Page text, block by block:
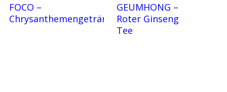
FOCO –
Chrysanthemengetränk
GEUMHONG –
Roter Ginseng
Tee